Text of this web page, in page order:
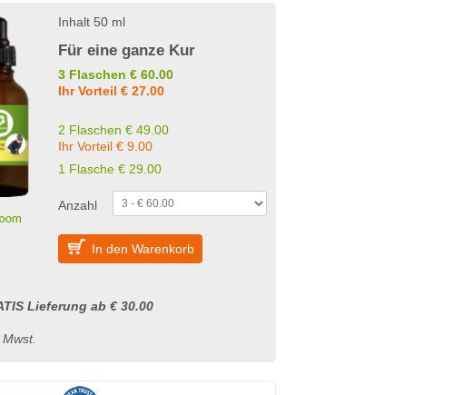
Inhalt 50 ml
Für eine ganze Kur
3 Flaschen € 60.00
Ihr Vorteil € 27.00
2 Flaschen € 49.00
Ihr Vorteil € 9.00
1 Flasche € 29.00
Anzahl
In den Warenkorb
Lieferung ab € 30.00